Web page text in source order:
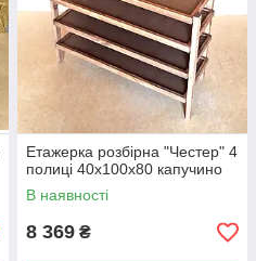
Етажерка розбірна "Честер" 4
полиці 40х100х80 капучино
В наявності
8 369 ₴